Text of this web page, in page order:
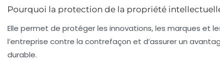
Pourquoi la protection de la propriété
Elle permet de protéger les innovations, les marques et
l’entreprise contre la contrefaçon et d’assurer un
durable.